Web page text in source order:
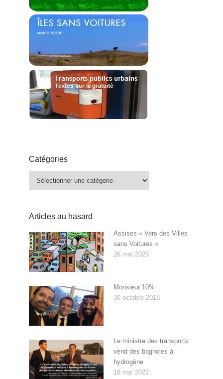
Catégories
Catégories
Articles au hasard
Assises « Vers des Villes
sans Voitures »
26 mai 2023
Monsieur 10%
30 octobre 2018
Le ministre des transports
vend des bagnoles à
hydrogène
18 mai 2022